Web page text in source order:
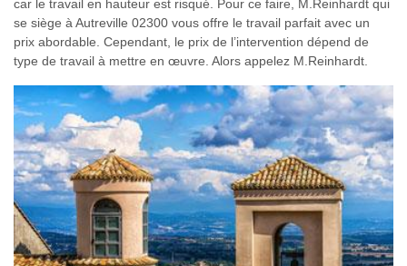
car le travail en hauteur est risqué. Pour ce faire, M.Reinhardt qui
se siège à Autreville 02300 vous offre le travail parfait avec un
prix abordable. Cependant, le prix de l’intervention dépend de
type de travail à mettre en œuvre. Alors appelez M.Reinhardt.